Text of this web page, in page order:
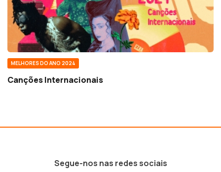
MELHORES DO ANO 2024
Canções Internacionais
Segue-nos nas redes sociais